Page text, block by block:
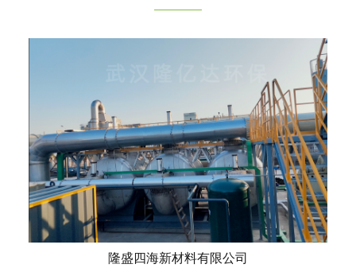
隆盛四海新材料有限公司